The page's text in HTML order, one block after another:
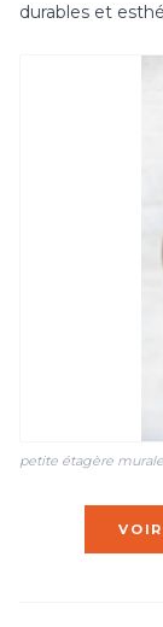
durables et
petite étagère